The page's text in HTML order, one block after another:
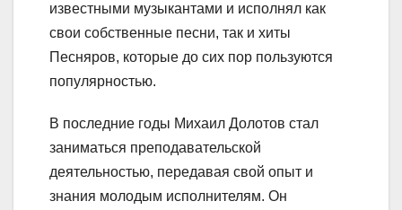
известными музыкантами и исполнял как
свои собственные песни, так и хиты
Песняров, которые до сих пор пользуются
популярностью.
В последние годы Михаил Долотов стал
заниматься преподавательской
деятельностью, передавая свой опыт и
знания молодым исполнителям. Он